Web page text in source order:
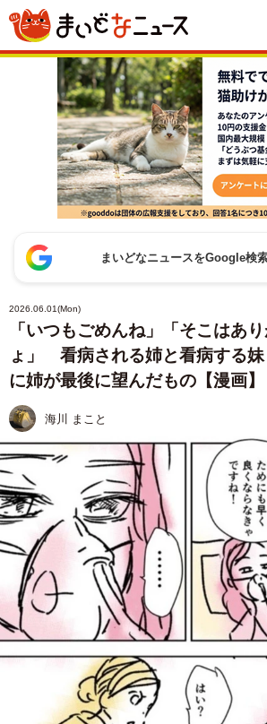
まいどなニュースをGoogle検
2026.06.01(Mon)
「いつもごめんね」「そこはあ
ょ」 看病される姉と看病する
に姉が最後に望んだもの【漫画】
海川 まこと